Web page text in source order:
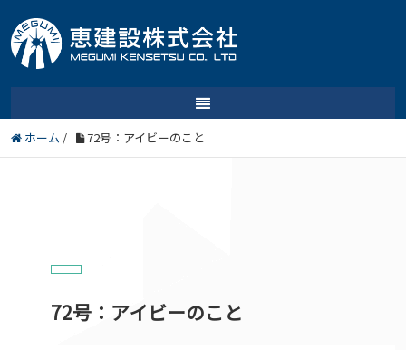
ホーム / 72号：アイビーのこと
72号：アイビーのこと